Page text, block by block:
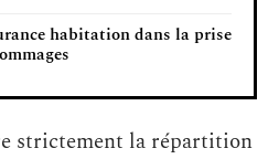
habitation dans la prise
strictement la répartition